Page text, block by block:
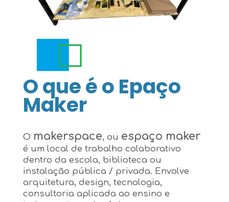
O que é o Epaço
Maker
O makerspace, ou espaço maker
é um local de trabalho colaborativo
dentro da escola, biblioteca ou
instalação pública / privada. Envolve
arquitetura, design, tecnologia,
consultoria aplicada ao ensino e